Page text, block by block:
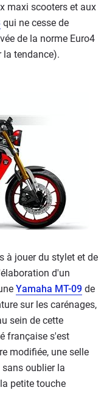
maxi scooters et aux
qui ne cesse de
de la norme Euro4
la tendance).
à jouer du stylet et de
d'un
Yamaha MT-09 de
sur les carénages,
sein de cette
française s'est
modifiée, une selle
sans oublier la
petite touche